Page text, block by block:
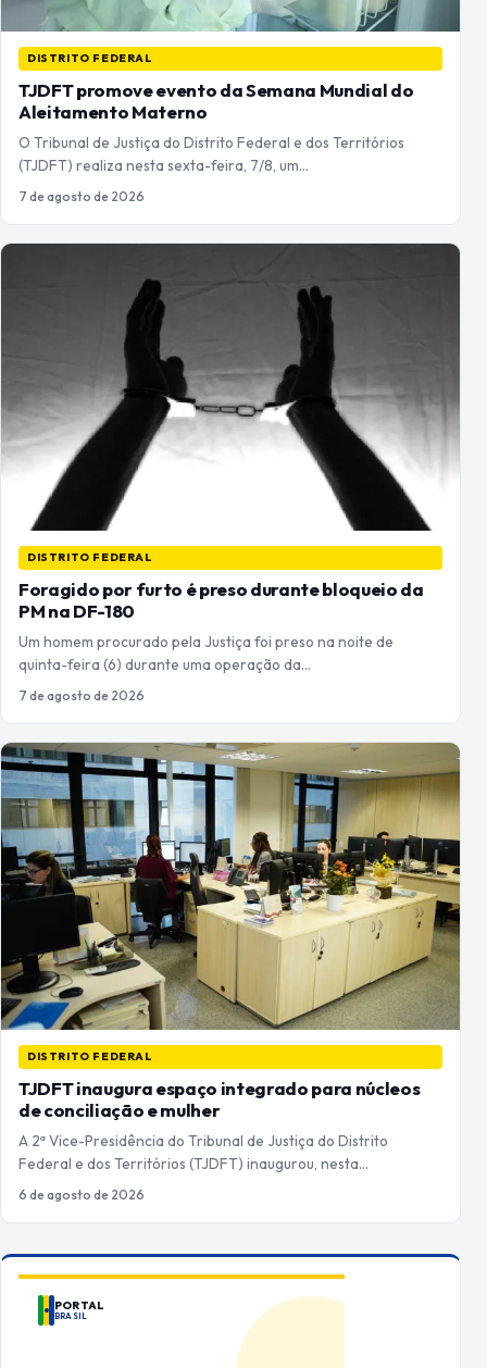
DISTRITO FEDERAL
TJDFT promove evento da Semana Mundial do
Aleitamento Materno
O Tribunal de Justiça do Distrito Federal e dos Territórios
(TJDFT) realiza nesta sexta-feira, 7/8, um…
7 de agosto de 2026
DISTRITO FEDERAL
Foragido por furto é preso durante bloqueio da
PM na DF-180
Um homem procurado pela Justiça foi preso na noite de
quinta-feira (6) durante uma operação da…
7 de agosto de 2026
DISTRITO FEDERAL
TJDFT inaugura espaço integrado para núcleos
de conciliação e mulher
A 2ª Vice-Presidência do Tribunal de Justiça do Distrito
Federal e dos Territórios (TJDFT) inaugurou, nesta…
6 de agosto de 2026
PORTAL
BRASIL